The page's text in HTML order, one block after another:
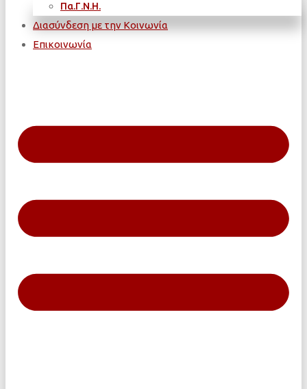
Πα.Γ.Ν.Η.
Διασύνδεση με την Κοινωνία
Επικοινωνία